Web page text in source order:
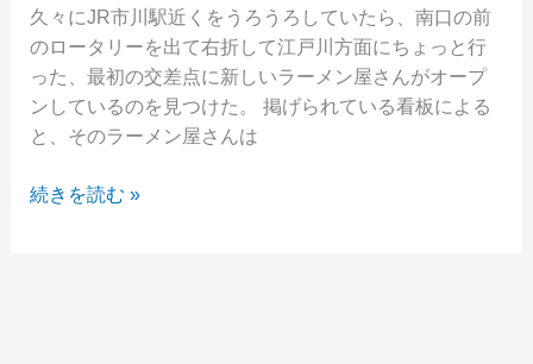
す
る
ら
し
い
久々にJR市川駅近くをうろうろしていたら、南口の前
のロータリーを出て右折して江戸川方面にちょっと行
った、最初の交差点に新しいラーメン屋さんがオープ
ンしているのを見つけた。 掲げられている看板による
と、そのラーメン屋さんは
市
続きを読む »